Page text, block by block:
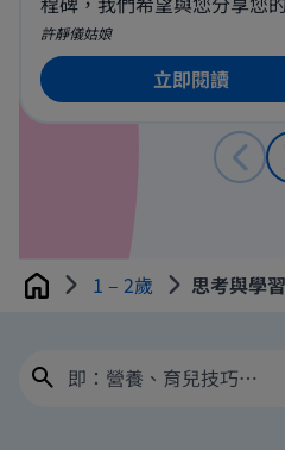
寶在語言方面會有怎樣的發展
而了解更多小寶寶的想法，
配合寶寶語言的發展及掌握所
的技巧，給予小寶寶適合的
鼓勵。
許靜儀姑娘
立即閱讀
Home 1 – 2歲 思考與學